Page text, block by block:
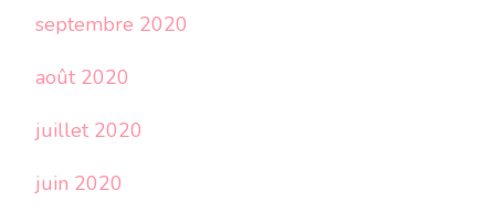
septembre 2020
août 2020
juillet 2020
juin 2020